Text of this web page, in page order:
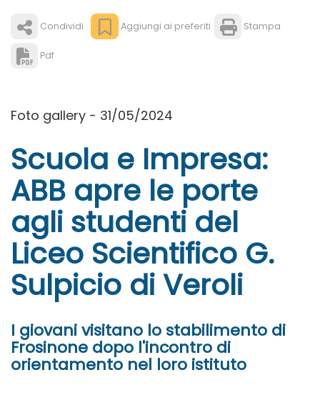
Condividi Aggiungi ai preferiti Stampa
Pdf
Foto gallery - 31/05/2024
Scuola e Impresa:
ABB apre le porte
agli studenti del
Liceo Scientifico G.
Sulpicio di Veroli
I giovani visitano lo stabilimento di
Frosinone dopo l'incontro di
orientamento nel loro istituto